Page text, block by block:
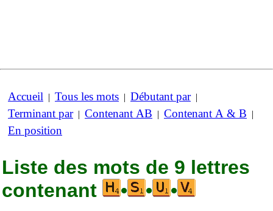
Accueil | Tous les mots | Débutant par|
Terminant par| Contenant AB | Contenant A & B |
En position
Liste des mots de 9 lettres
contenant
• • •